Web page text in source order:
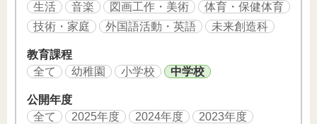
生活
音楽 図画工作・美術
体育・保健体育
技術・家庭
外国語活動・英語 未来創造科
教育課程
全て
幼稚園 小学校 中学校
公開年度
全て
2025年度 2024年度
2023年度